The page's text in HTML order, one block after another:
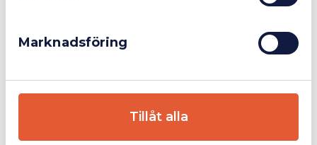
Marknadsföring
Tillåt alla
Helautomatisk laddare.